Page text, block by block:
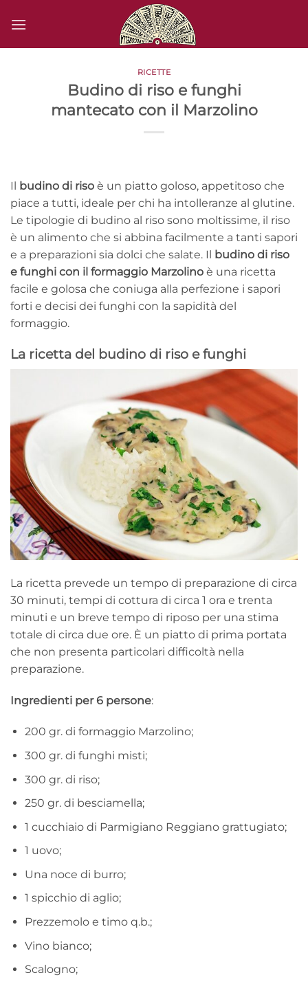
RICETTE
Budino di riso e funghi
mantecato con il Marzolino
Il budino di riso è un piatto goloso, appetitoso che
piace a tutti, ideale per chi ha intolleranze al glutine.
Le tipologie di budino al riso sono moltissime, il riso
è un alimento che si abbina facilmente a tanti sapori
e a preparazioni sia dolci che salate. Il budino di riso
e funghi con il formaggio Marzolino è una ricetta
facile e golosa che coniuga alla perfezione i sapori
forti e decisi dei funghi con la sapidità del
formaggio.
La ricetta del budino di riso e funghi
La ricetta prevede un tempo di preparazione di circa
30 minuti, tempi di cottura di circa 1 ora e trenta
minuti e un breve tempo di riposo per una stima
totale di circa due ore. È un piatto di prima portata
che non presenta particolari difficoltà nella
preparazione.
Ingredienti per 6 persone:
200 gr. di formaggio Marzolino;
300 gr. di funghi misti;
300 gr. di riso;
250 gr. di besciamella;
1 cucchiaio di Parmigiano Reggiano grattugiato;
1 uovo;
Una noce di burro;
1 spicchio di aglio;
Prezzemolo e timo q.b.;
Vino bianco;
Scalogno;